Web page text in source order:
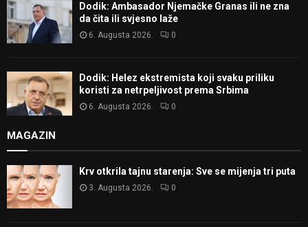
Dodik: Ambasador Njemačke Granas ili ne zna
da čita ili svjesno laže
6. Augusta 2026. 0
Dodik: Helez ekstremista koji svaku priliku
koristi za netrpeljivost prema Srbima
6. Augusta 2026. 0
MAGAZIN
Krv otkrila tajnu starenja: Sve se mijenja tri puta
3. Augusta 2026. 0